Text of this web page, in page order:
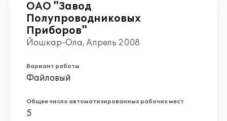
ОАО "Завод
Полупроводниковых
Приборов"
Йошкар-Ола, Апрель 2008
Вариант работы
Файловый
Общее число автоматизированных рабочих мест
5